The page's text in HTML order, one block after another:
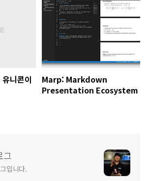
니콘이
Marp: Markdown
Presentation Ecosystem
그
입니다.